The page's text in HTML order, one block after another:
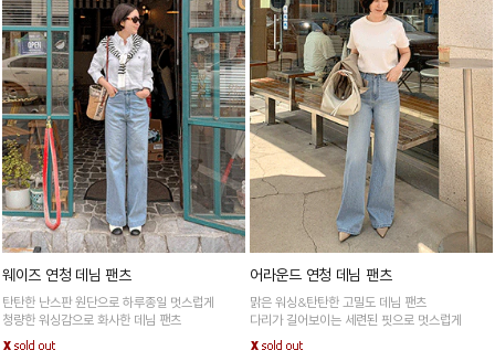
웨이즈 연청 데님 팬츠
탄탄한 난스판 원단으로 하루종일 멋스럽게
청량한 워싱감으로 화사한 데님 팬츠
어라운드 연청 데님 팬츠
맑은 워싱&탄탄한 고밀도 데님 팬츠
다리가 길어보이는 세련된 핏으로 멋스럽게